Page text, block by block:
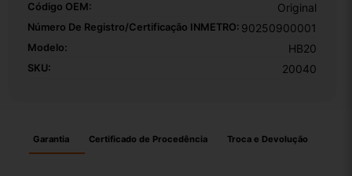
Código OEM: Original
Número De Registro/certificação INMETRO: 90250900001
Modelo: HB20
SKU: 20040
Garantia Certificado de Procedência Troca e Devolução